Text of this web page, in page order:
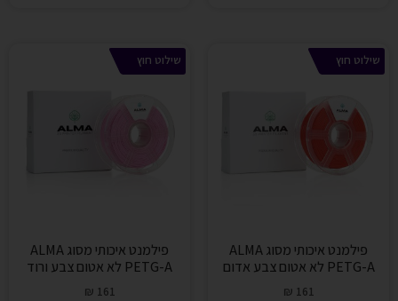
שילוט חוץ
פילמנט איכותי מסוג ALMA
PETG-A לא אטום צבע אדום
₪ 161
שילוט חוץ
פילמנט איכותי מסוג ALMA
PETG-A לא אטום צבע ורוד
₪ 161